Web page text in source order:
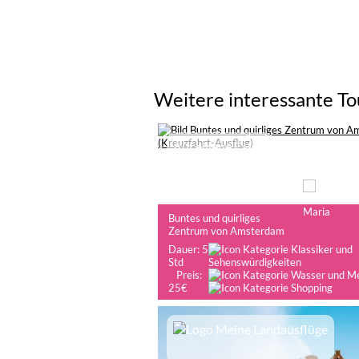
Weitere interessante
Auf eigene Faust
Buntes und quirliges
Zentrum von Amsterdam
Dauer: 5
Std
Preis:
25€